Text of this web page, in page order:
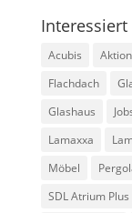
Acubis Aktion
Flachdach
Glashaus
Lamaxxa
Möbel
SDL Atrium Plus